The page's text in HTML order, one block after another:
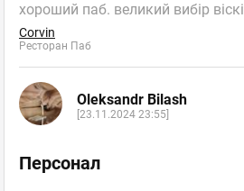
хороший паб. великий вибір віскі
Corvin
Ресторан Паб
Oleksandr Bilash
[23.11.2024 23:55]
Персонал